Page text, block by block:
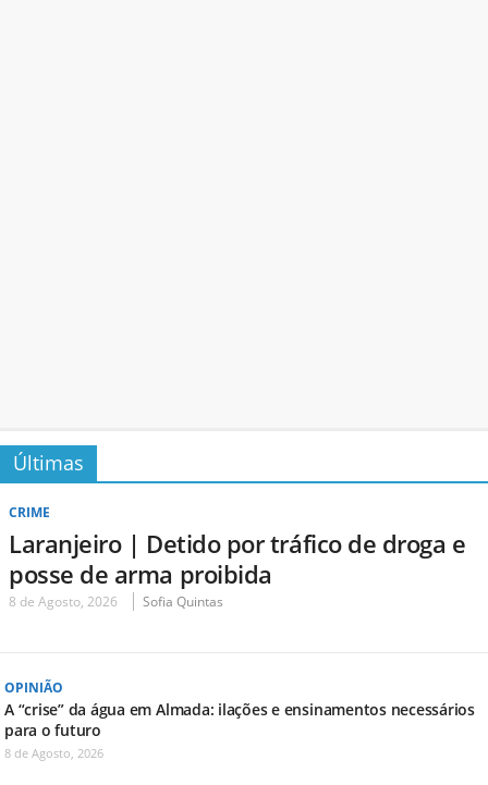
Últimas
CRIME
Laranjeiro | Detido por tráfico de droga e
posse de arma proibida
8 de Agosto, 2026 Sofia Quintas
OPINIÃO
A “crise” da água em Almada: ilações e ensinamentos necessários
para o futuro
8 de Agosto, 2026